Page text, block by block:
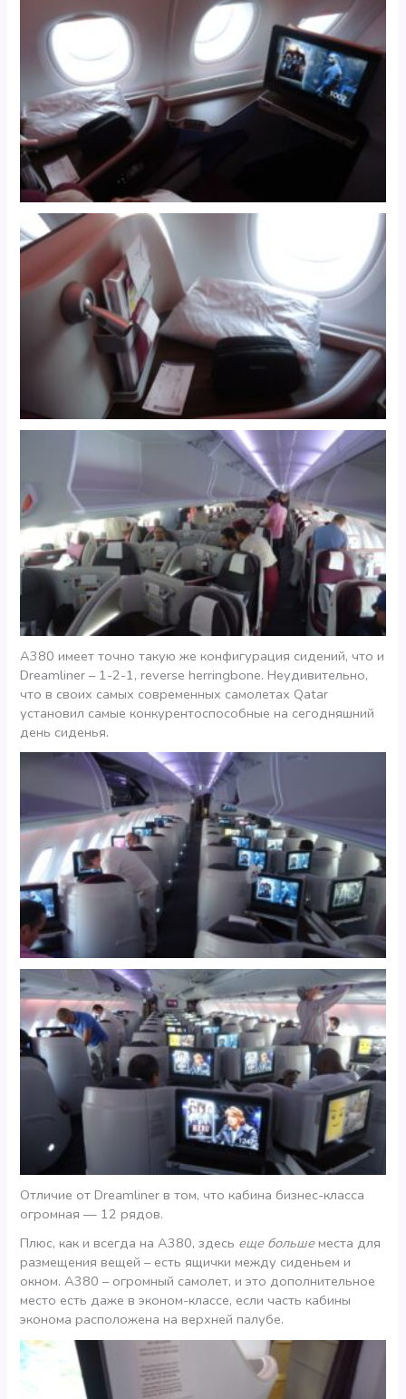
A380 имеет точно такую же конфигурация сидений, что и
Dreamliner – 1-2-1, reverse herringbone. Неудивительно,
что в своих самых современных самолетах Qatar
установил самые конкурентоспособные на сегодняшний
день сиденья.
Отличие от Dreamliner в том, что кабина бизнес-класса
огромная — 12 рядов.
Плюс, как и всегда на А380, здесь еще большеместа для
размещения вещей – есть ящички между сиденьем и
окном. А380 – огромный самолет, и это дополнительное
место есть даже в эконом-классе, если часть кабины
эконома расположена на верхней палубе.